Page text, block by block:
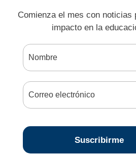
Comienza el mes con noticias
impacto en la